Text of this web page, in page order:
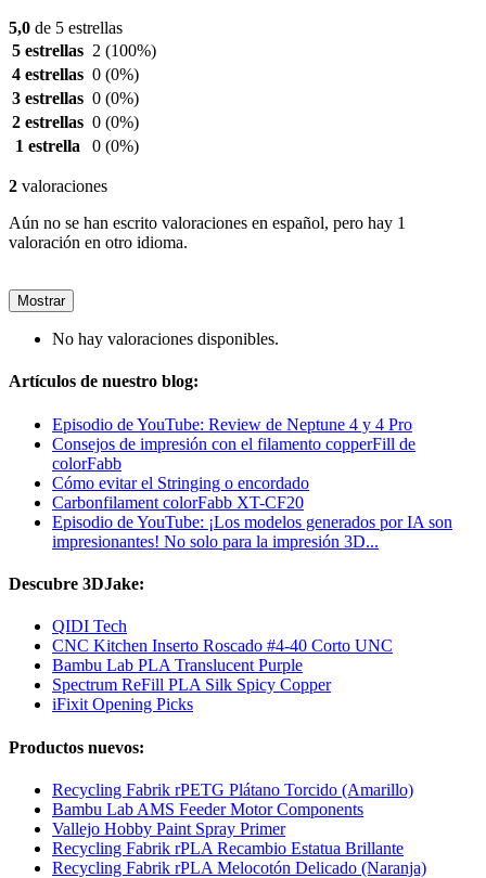
5,0 de 5 estrellas
5 estrellas 2 (100%)
4 estrellas 0 (0%)
3 estrellas 0 (0%)
2 estrellas 0 (0%)
1 estrella
0 (0%)
2 valoraciones
Aún no se han escrito valoraciones en español, pero hay 1
valoración en otro idioma.
Mostrar
No hay valoraciones disponibles.
Artículos de nuestro blog:
Episodio de YouTube: Review de Neptune 4 y 4 Pro
Consejos de impresión con el filamento copperFill de
colorFabb
Cómo evitar el Stringing o encordado
Carbonfilament colorFabb XT-CF20
Episodio de YouTube: ¡Los modelos generados por IA son
impresionantes! No solo para la impresión 3D...
Descubre 3DJake:
QIDI Tech
CNC Kitchen Inserto Roscado #4-40 Corto UNC
Bambu Lab PLA Translucent Purple
Spectrum ReFill PLA Silk Spicy Copper
iFixit Opening Picks
Productos nuevos:
Recycling Fabrik rPETG Plátano Torcido (Amarillo)
Bambu Lab AMS Feeder Motor Components
Vallejo Hobby Paint Spray Primer
Recycling Fabrik rPLA Recambio Estatua Brillante
Recycling Fabrik rPLA Melocotón Delicado (Naranja)